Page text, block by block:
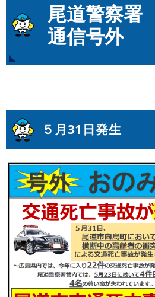
文
尾道警察
通信号外
５月31日発生